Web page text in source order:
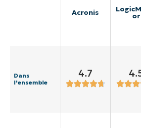
Acronis or
Dans
l'ensemble
4.7